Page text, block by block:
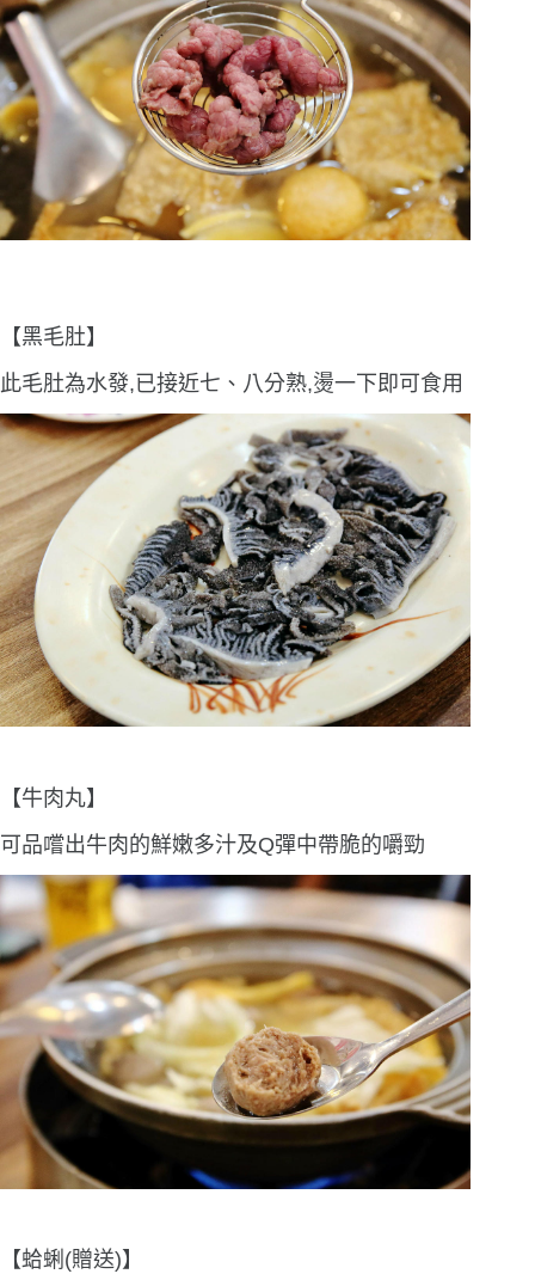
【黑毛肚】
此毛肚為水發,已接近七、八分熟,燙一下即可食用
【牛肉丸】
可品嚐出牛肉的鮮嫩多汁及Q彈中帶脆的嚼勁
【蛤蜊(贈送)】